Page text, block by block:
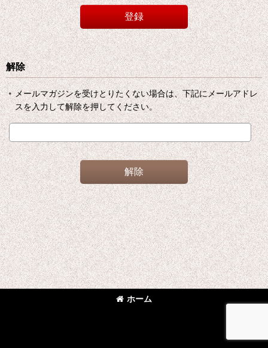
登録
解除
メールマガジンを受けとりたくない場合は、下記にメールアドレ
スを入力して解除を押してください。
解除
ホーム